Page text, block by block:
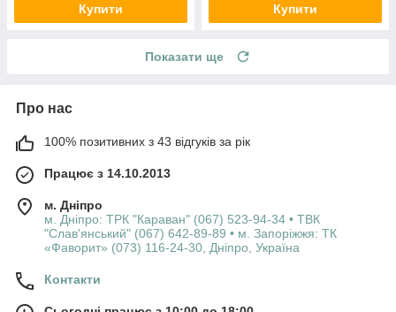
Купити Купити
Показати ще
Про нас
100% позитивних з 43 відгуків за рік
Працює з 14.10.2013
м. Дніпро
м. Дніпро: ТРК "Караван" (067) 523-94-34 • ТВК
"Слав'янський" (067) 642-89-89 • м. Запоріжжя: ТК
«Фаворит» (073) 116-24-30, Дніпро, Україна
Контакти